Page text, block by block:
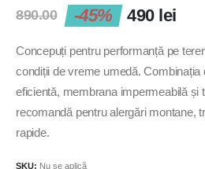
890.00 -45% 490 lei
Concepuți pentru performanță pe
condiții de vreme umedă. Combinația
eficientă, membrana impermeabilă și
recomandă pentru alergări montane,
rapide.
SKU: Nu se aplică